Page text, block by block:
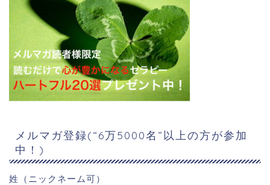
メルマガ登録(“6万5000名”以上の方が参加
中！)
姓（ニックネーム可）